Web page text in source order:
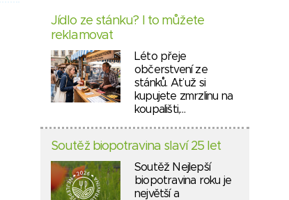
Jídlo ze stánku? I to můžete
reklamovat
Léto přeje
občerstvení ze
stánků. Ať už si
kupujete zmrzlinu na
koupališti,…
Soutěž biopotravina slaví 25 let
Soutěž Nejlepší
biopotravina roku je
největší a